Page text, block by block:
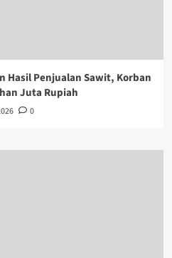
Hasil Penjualan Sawit, Korban
Juta Rupiah
0